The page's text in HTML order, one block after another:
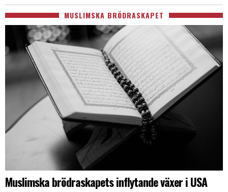
MUSLIMSKA BRÖDRASKAPET
Muslimska brödraskapets inflytande växer i USA